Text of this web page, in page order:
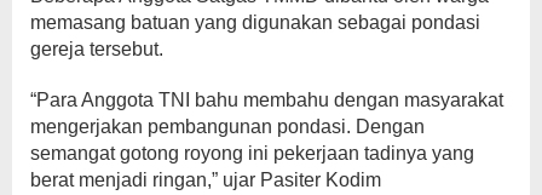
memasang batuan yang digunakan sebagai pondasi
gereja tersebut.
“Para Anggota TNI bahu membahu dengan masyarakat
mengerjakan pembangunan pondasi. Dengan
semangat gotong royong ini pekerjaan tadinya yang
berat menjadi ringan,” ujar Pasiter Kodim